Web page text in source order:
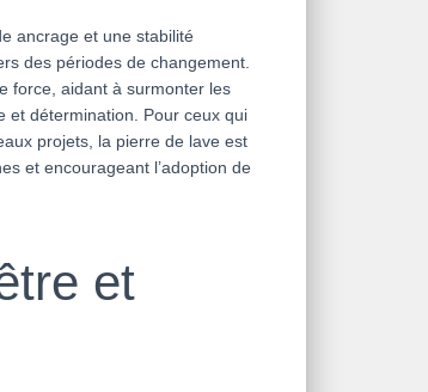
ancrage et une stabilité
des périodes de changement.
force, aidant à surmonter les
et détermination. Pour ceux qui
projets, la pierre de lave est
et encourageant l’adoption de
et